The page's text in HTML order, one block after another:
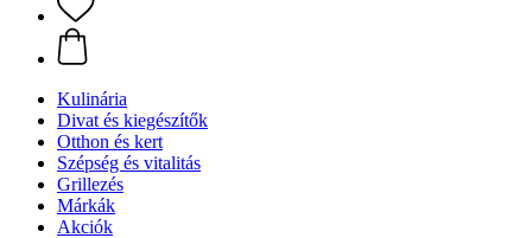
Kulinária
Divat és kiegészítők
Otthon és kert
Szépség és vitalitás
Grillezés
Márkák
Akciók